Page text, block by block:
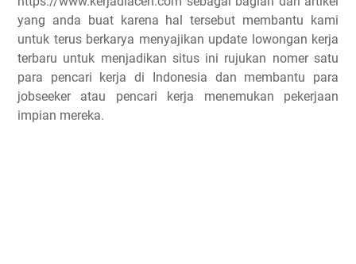
yang anda buat karena hal tersebut membantu kami
untuk terus berkarya menyajikan update lowongan kerja
terbaru untuk menjadikan situs ini rujukan nomer satu
para pencari kerja di Indonesia dan membantu para
jobseeker atau pencari kerja menemukan pekerjaan
impian mereka.